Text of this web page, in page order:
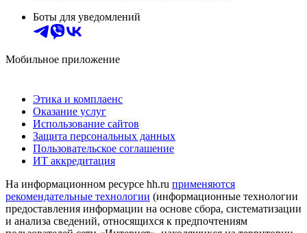
Боты для уведомлений
Мобильное приложение
Этика и комплаенс
Оказание услуг
Использование сайтов
Защита персональных данных
Пользовательское соглашение
ИТ аккредитация
На информационном ресурсе hh.ru применяются
рекомендательные технологии (информационные технологии
предоставления информации на основе сбора, систематизации
и анализа сведений, относящихся к предпочтениям